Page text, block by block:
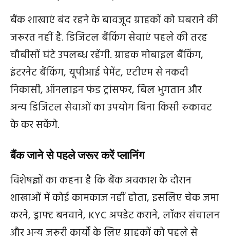
बैंक शाखाएं बंद रहने के बावजूद ग्राहकों को घबराने की
जरूरत नहीं है. डिजिटल बैंकिंग सेवाएं पहले की तरह
चौबीसों घंटे उपलब्ध रहेंगी. ग्राहक मोबाइल बैंकिंग,
इंटरनेट बैंकिंग, यूपीआई पेमेंट, एटीएम से नकदी
निकासी, ऑनलाइन फंड ट्रांसफर, बिल भुगतान और
अन्य डिजिटल सेवाओं का उपयोग बिना किसी रुकावट
के कर सकेंगे.
बैंक जाने से पहले जरूर करें प्लानिंग
विशेषज्ञों का कहना है कि बैंक अवकाश के दौरान
शाखाओं में कोई कामकाज नहीं होता, इसलिए चेक जमा
करने, ड्राफ्ट बनवाने, KYC अपडेट कराने, लॉकर संचालन
और अन्य जरूरी कार्यों के लिए ग्राहकों को पहले से